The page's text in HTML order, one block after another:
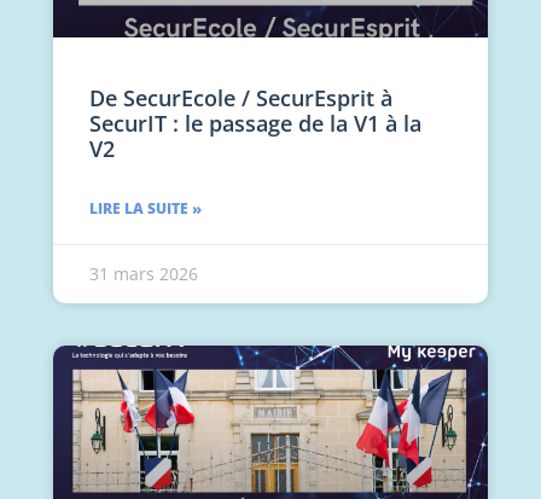
De SecurEcole / SecurEsprit à
SecurIT : le passage de la V1 à la
V2
LIRE LA SUITE »
31 mars 2026